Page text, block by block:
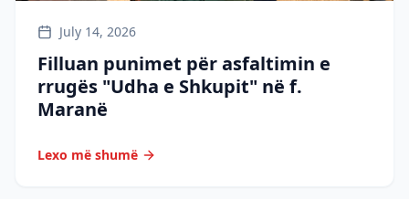
July 14, 2026
Filluan punimet për asfaltimin e
rrugës "Udha e Shkupit" në f.
Maranë
Lexo më shumë